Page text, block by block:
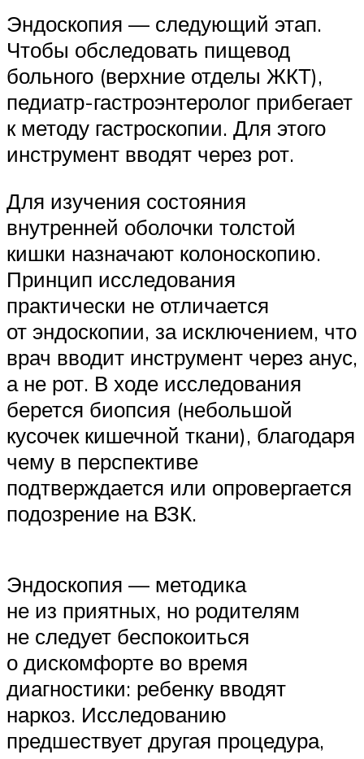
Эндоскопия — следующий этап.
Чтобы обследовать пищевод
больного (верхние отделы ЖКТ),
педиатр-гастроэнтеролог прибегает
к методу гастроскопии. Для этого
инструмент вводят через рот.
Для изучения состояния
внутренней оболочки толстой
кишки назначают колоноскопию.
Принцип исследования
практически не отличается
от эндоскопии, за исключением, что
врач вводит инструмент через анус,
а не рот. В ходе исследования
берется биопсия (небольшой
кусочек кишечной ткани), благодаря
чему в перспективе
подтверждается или опровергается
подозрение на ВЗК.
Эндоскопия — методика
не из приятных, но родителям
не следует беспокоиться
о дискомфорте во время
диагностики: ребенку вводят
наркоз. Исследованию
предшествует другая процедура,